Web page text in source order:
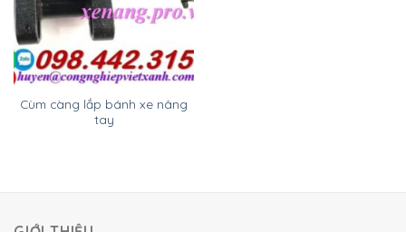
Cùm càng lắp bánh xe nâng
tay